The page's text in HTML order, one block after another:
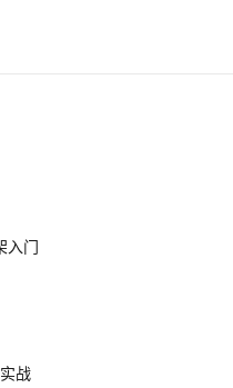
中间件
服务注册与发现
入门
战